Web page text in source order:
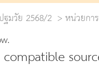
ฐมวัย 2568/2 หน่วยกา
compatible